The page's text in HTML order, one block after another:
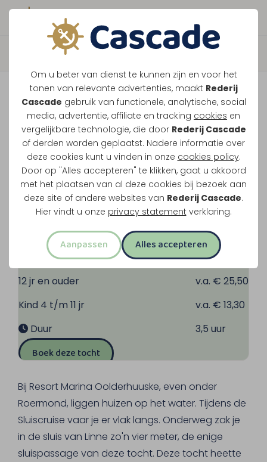
Om u beter van dienst te kunnen zijn en voor het
tonen van relevante advertenties, maakt Rederij
Cascade gebruik van functionele, analytische, social
media, advertentie, affiliate en tracking cookies en
vergelijkbare technologie, die door Rederij Cascade
of derden worden geplaatst. Nadere informatie over
deze cookies kunt u vinden in onze cookies policy.
Door op "Alles accepteren" te klikken, gaat u akkoord
met het plaatsen van al deze cookies bij bezoek aan
deze site of andere websites van Rederij Cascade.
Hier vindt u onze privacy statement verklaring.
Aanpassen Alles accepteren
Boek direct je vaart
Terug
Sluiscruise
Zak in de sluis van Linne en vaar over de Zuidplas
langs de drijvende huisjes van Oolderhuuske.
Door de sluis van Linne
Drieënhalf uur uur varen
Langs de drijvende huisjes
Over de Zuidplas bij Roermond
12 jr en ouder
v.a. € 25,50
Kind 4 t/m 11 jr
v.a. € 13,30
Duur
3,5 uur
Boek deze tocht
Bij Resort Marina Oolderhuuske, even onder
Roermond, liggen huizen op het water. Tijdens de
Sluiscruise vaar je er vlak langs. Onderweg zak je
in de sluis van Linne zo'n vier meter, de enige
sluispassage van deze tocht. Deze tocht heette